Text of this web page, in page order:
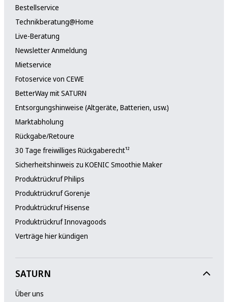
Bestellservice
Technikberatung@Home
Live-Beratung
Newsletter Anmeldung
Mietservice
Fotoservice von CEWE
BetterWay mit SATURN
Entsorgungshinweise (Altgeräte, Batterien, usw.)
Marktabholung
Rückgabe/Retoure
30 Tage freiwilliges Rückgaberecht¹²
Sicherheitshinweis zu KOENIC Smoothie Maker
Produktrückruf Philips
Produktrückruf Gorenje
Produktrückruf Hisense
Produktrückruf Innovagoods
Verträge hier kündigen
SATURN
Über uns